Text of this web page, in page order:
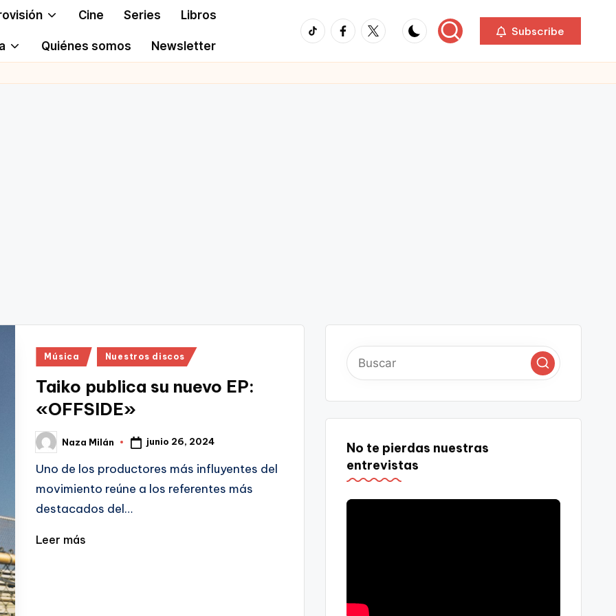
Cine Series Libros
Quiénes somos Newsletter
TikTokFacebook
Twitter Subscribe
Publicado
Música Nuestros discos
Taiko publica su nuevo EP:
«OFFSIDE»
Publicado
por
Naza Milán junio 26, 2024
Uno de los productores más influyentes del
movimiento reúne a los referentes más
destacados del…
Leer más
No te pierdas nuestras
entrevistas